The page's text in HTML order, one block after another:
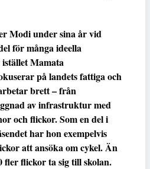
Modi under sina år vid
för många ideella
Mamata
på landets fattiga och
brett – från
av infrastruktur med
och flickor. Som en del i
har hon exempelvis
att ansöka om cykel. Än
fler flickor ta sig till skolan.